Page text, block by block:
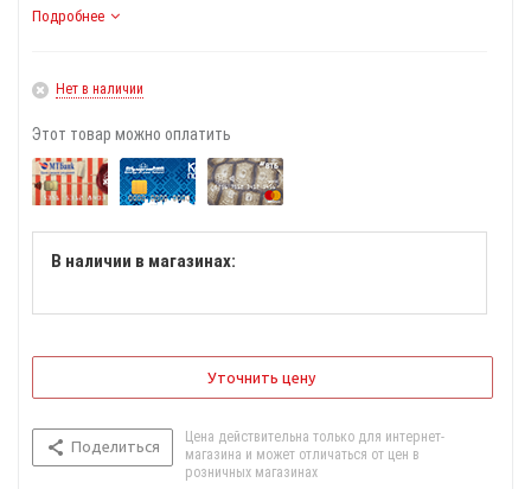
Подробнее
Нет в наличии
Этот товар можно оплатить
В наличии в магазинах:
Уточнить цену
Поделиться
Цена действительна только для интернет-
магазина и может отличаться от цен в
розничных магазинах